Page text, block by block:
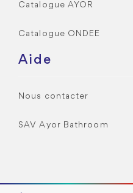
Catalogue AYOR
Catalogue ONDEE
Aide
Nous contacter
SAV Ayor Bathroom